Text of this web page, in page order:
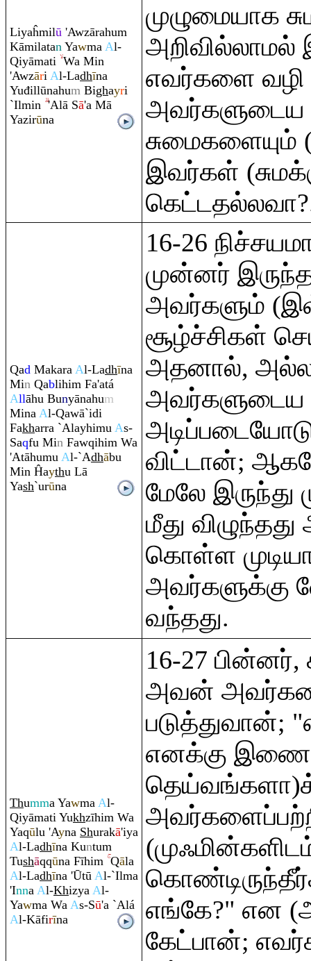
Liyaĥmilū 'Awzārahum
Kāmilatan Yawma Al-
Qiyāmati Wa Min
'Awzāri Al-Ladhīna
Yuđillūnahum Bighayri
`Ilmin 'Alā Sā'a Mā
Yazirūna
முழுமையாக
எவர்களை
அவர்களுடைய
சுமைகளையும்
இவர்கள்
Qad Makara Al-Ladhīna
Min Qablihim Fa'atá
Allāhu Bunyānahum
Mina Al-Qawā`idi
Fakharra `Alayhimu As-
Saqfu Min Fawqihim Wa
'Atāhumu Al-`Adhābu
Min Ĥaythu Lā
Yash`urūna
16-26
முன்னர்
அவர்களும்
சூழ்ச்சிகள்
அதனால்,
அவர்களுடைய
விட்டான்;
மேலே
மீது
கொள்ள
அவர்களுக்கு
வந்தது.
Thumma Yawma Al-
Qiyāmati Yukhzīhim Wa
Yaqūlu 'Ayna Shurakā'iya
Al-Ladhīna Kuntum
Tushāqqūna Fīhim Qāla
Al-Ladhīna 'Ūtū Al-`Ilma
'Inna Al-Khizya Al-
Yawma Wa As-Sū'a `Alá
Al-Kāfirīna
16-27 பின்னர்,
அவன்
எனக்கு
எங்கே?" என
கேட்பான்;